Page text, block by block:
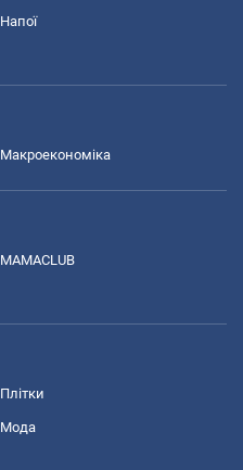
Напої
Макроекономіка
MAMACLUB
Плітки
Мода